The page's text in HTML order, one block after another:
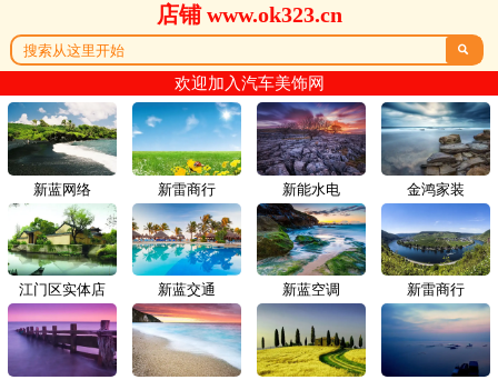
店铺 www.ok323.cn

欢迎加入汽车美饰网
新蓝网络 新雷商行
江门区实体店 新蓝交通
新能水电 金鸿家装
新蓝空调 新雷商行